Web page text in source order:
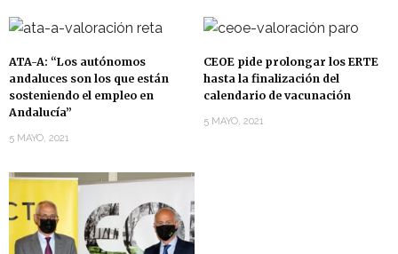
ATA-A: “Los autónomos
andaluces son los que están
sosteniendo el empleo en
Andalucía”
5 MAYO, 2021
CEOE pide prolongar los ERTE
hasta la finalización del
calendario de vacunación
5 MAYO, 2021